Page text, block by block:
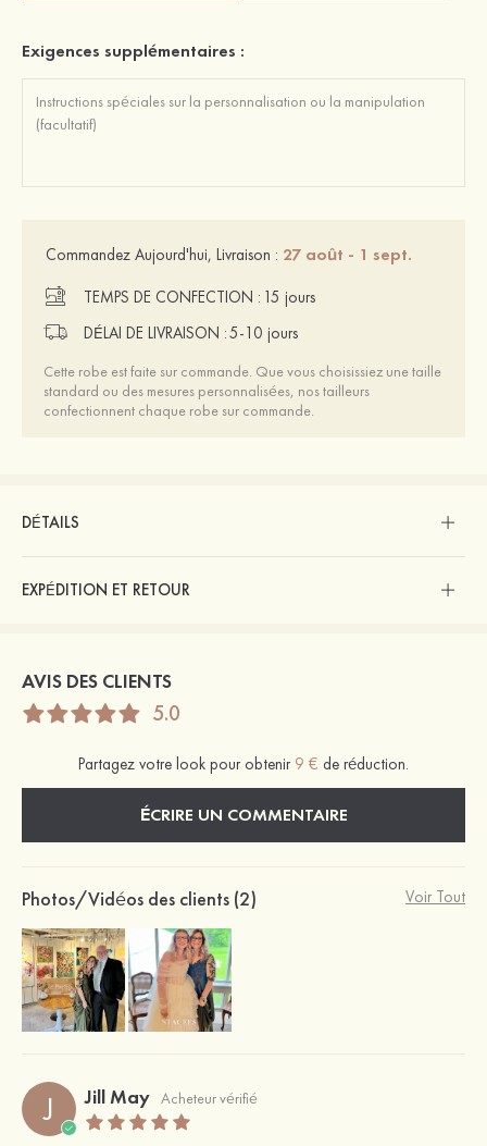
Exigences supplémentaires :
Commandez Aujourd'hui, Livraison : 27 août - 1 sept.
TEMPS DE CONFECTION : 15 jours
DÉLAI DE LIVRAISON :5-10 jours
Cette robe est faite sur commande. Que vous choisissiez une taille
standard ou des mesures personnalisées, nos tailleurs
confectionnent chaque robe sur commande.
DÉTAILS
EXPÉDITION ET RETOUR
AVIS DES CLIENTS
5.0
Partagez votre look pour obtenir 9 € de réduction.
ÉCRIRE UN COMMENTAIRE
Photos/Vidéos des clients (2) Voir Tout
J Jill May Acheteur vérifié